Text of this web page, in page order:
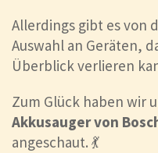
Allerdings gibt es von
Auswahl an Geräten,
Überblick verlieren
Zum Glück haben wir
Akkusauger von
angeschaut. 💃